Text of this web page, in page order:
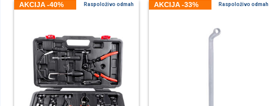
AKCIJA -40% Raspoloživo odmah AKCIJA -33% Raspoloživo odmah